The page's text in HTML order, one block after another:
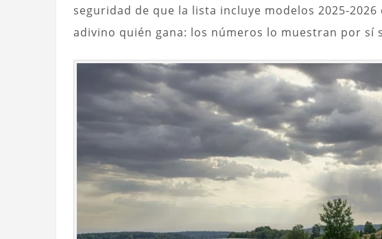
seguridad de que la lista incluye modelos 2025-
adivino quién gana: los números lo muestran por sí